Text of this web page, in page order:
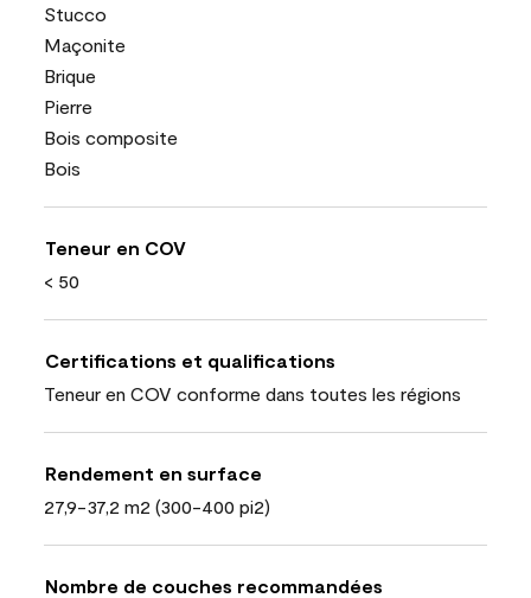
Stucco
Maçonite
Brique
Pierre
Bois composite
Bois
Teneur en COV
< 50
Certifications et qualifications
Teneur en COV conforme dans toutes les régions
Rendement en surface
27,9-37,2 m2 (300-400 pi2)
Nombre de couches recommandées